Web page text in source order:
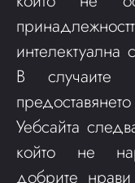
интелектуална
В случаите
Уебсайта
който не
добрите